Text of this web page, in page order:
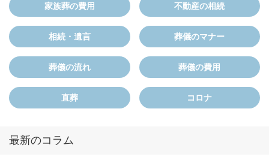
家族葬の費用 不動産の相続
相続・遺言 葬儀のマナー
葬儀の流れ 葬儀の費用
直葬 コロナ
最新のコラム